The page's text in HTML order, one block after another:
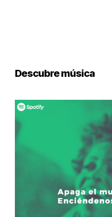
Descubre música